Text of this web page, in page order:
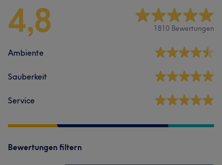
4,8 1810 Bewertungen
Ambiente
Sauberkeit
Service
Bewertungen filtern